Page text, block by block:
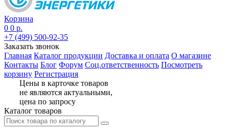
Корзина
0 0 р.
+7 (499) 500-92-35
Заказать звонок
Главная Каталог продукции Доставка и оплата О магазине
Контакты Блог Форум Соц.ответственность Посмотреть
корзину Регистрация
Цены в карточке товаров
не являются актуальными,
цена по запросу
Каталог товаров